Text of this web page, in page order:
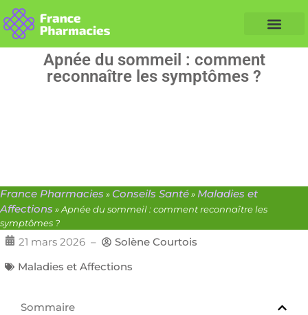
Apnée du sommeil : comment
reconnaître les symptômes ?
France Pharmacies » Conseils Santé»Maladies et
Affections »Apnée du sommeil : comment reconnaître les
symptômes ?
21 mars 2026 –
Solène Courtois
Maladies et Affections
Sommaire